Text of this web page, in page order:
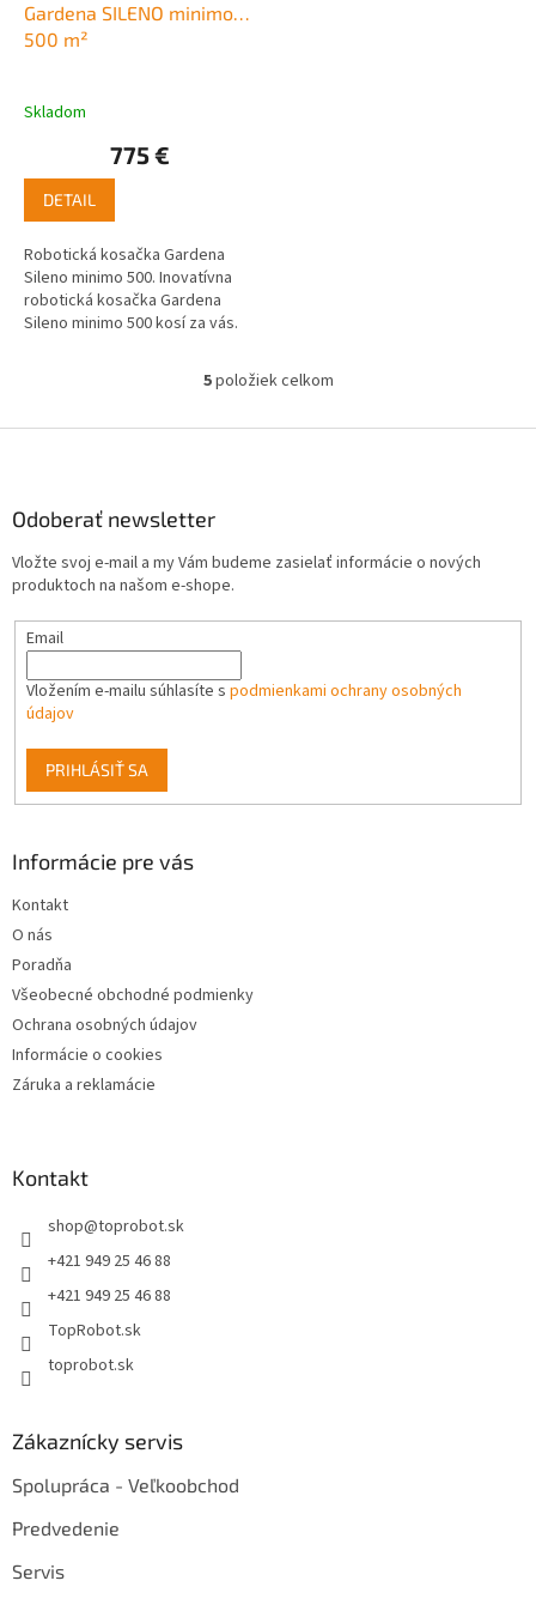
Gardena SILENO minimo
500 m²
Skladom
775 €
DETAIL
Robotická kosačka Gardena
Sileno minimo 500. Inovatívna
robotická kosačka Gardena
Sileno minimo 500 kosí za vás.
vy si užívate voľný čas alebo...
O
l
e
r
y
s
5položiek celkom
Odoberať newsletter
Vložte svoj e-mail a my Vám budeme zasielať informácie o nových
produktoch na našom e-shope.
Email
Vložením e-mailu súhlasíte s podmienkami ochrany osobných
údajov
PRIHLÁSIŤ SA
Informácie pre vás
Kontakt
O nás
Poradňa
Všeobecné obchodné podmienky
Ochrana osobných údajov
Informácie o cookies
Záruka a reklamácie
Kontakt
shop@toprobot.sk
+421 949 25 46 88
+421 949 25 46 88
TopRobot.sk
toprobot.sk
Zákaznícky servis
Spolupráca - Veľkoobchod
Predvedenie
Servis